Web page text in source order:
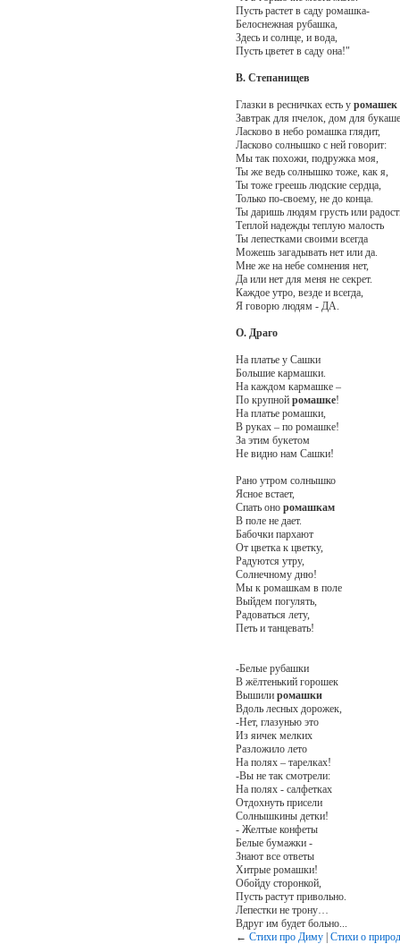
Пусть растет в саду ромашка-
Белоснежная рубашка,
Здесь и солнце, и вода,
Пусть цветет в саду она!"
В. Степанищев
Глазки в ресничках есть у ромашек
Завтрак для пчелок, дом для
Ласково в небо ромашка глядит,
Ласково солнышко с ней говорит:
Мы так похожи, подружка моя,
Ты же ведь солнышко тоже, как я,
Ты тоже греешь людские сердца,
Только по-своему, не до конца.
Ты даришь людям грусть или
Теплой надежды теплую малость
Ты лепестками своими всегда
Можешь загадывать нет или да.
Мне же на небе сомнения нет,
Да или нет для меня не секрет.
Каждое утро, везде и всегда,
Я говорю людям - ДА.
О. Драго
На платье у Сашки
Большие кармашки.
На каждом кармашке –
По крупной ромашке!
На платье ромашки,
В руках – по ромашке!
За этим букетом
Не видно нам Сашки!
Рано утром солнышко
Ясное встает,
Спать оно ромашкам
В поле не дает.
Бабочки пархают
От цветка к цветку,
Радуются утру,
Солнечному дню!
Мы к ромашкам в поле
Выйдем погулять,
Радоваться лету,
Петь и танцевать!
-Белые рубашки
В жёлтенький горошек
Вышили ромашки
Вдоль лесных дорожек,
-Нет, глазунью это
Из яичек мелких
Разложило лето
На полях – тарелках!
-Вы не так смотрели:
На полях - салфетках
Отдохнуть присели
Солнышкины детки!
- Желтые конфеты
Белые бумажки -
Знают все ответы
Хитрые ромашки!
Обойду сторонкой,
Пусть растут привольно.
Лепестки не трону…
Вдруг им будет больно...
← Стихи про Диму| Стихи о